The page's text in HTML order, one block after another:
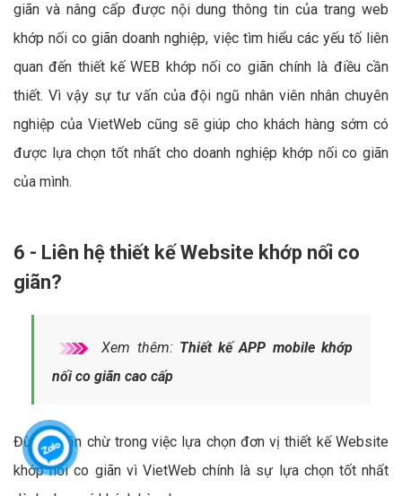
giãn và nâng cấp được nội dung thông tin của trang web
khớp nối co giãn doanh nghiệp, việc tìm hiểu các yếu tố liên
quan đến thiết kế WEB khớp nối co giãn chính là điều cần
thiết. Vì vậy sự tư vấn của đội ngũ nhân viên nhân chuyên
nghiệp của VietWeb cũng sẽ giúp cho khách hàng sớm có
được lựa chọn tốt nhất cho doanh nghiệp khớp nối co giãn
của mình.
6 - Liên hệ thiết kế Website khớp nối co
giãn?
Xem thêm: Thiết kế APP mobile khớp
nối co giãn cao cấp
Đừng chần chừ trong việc lựa chọn đơn vị thiết kế Website
khớp nối co giãn vì VietWeb chính là sự lựa chọn tốt nhất